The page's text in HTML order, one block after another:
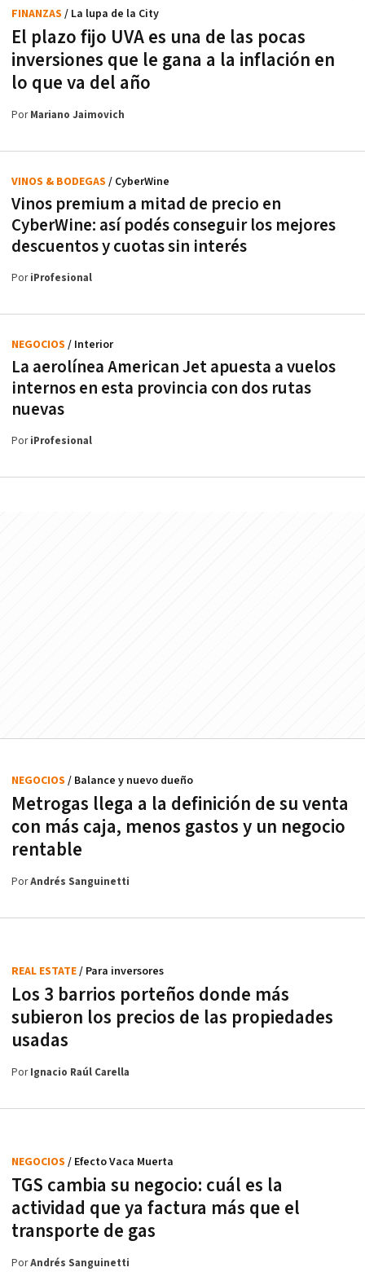
El plazo fijo UVA es una de las pocas
inversiones que le gana a la inflación en
lo que va del año
FINANZAS / La lupa de la City
PorMariano Jaimovich
Vinos premium a mitad de precio en
CyberWine: así podés conseguir los mejores
descuentos y cuotas sin interés
VINOS & BODEGAS / CyberWine
PoriProfesional
La aerolínea American Jet apuesta a vuelos
internos en esta provincia con dos rutas
nuevas
NEGOCIOS / Interior
PoriProfesional
Metrogas llega a la definición de su venta
con más caja, menos gastos y un negocio
rentable
NEGOCIOS / Balance y nuevo dueño
PorAndrés Sanguinetti
Los 3 barrios porteños donde más
subieron los precios de las propiedades
usadas
REAL ESTATE/ Para inversores
PorIgnacio Raúl Carella
TGS cambia su negocio: cuál es la
actividad que ya factura más que el
transporte de gas
NEGOCIOS / Efecto Vaca Muerta
PorAndrés Sanguinetti